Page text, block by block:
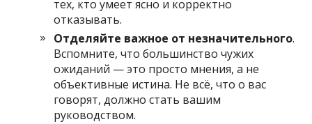
тех, кто умеет ясно и корректно
отказывать.
Отделяйте важное от незначительного.
Вспомните, что большинство чужих
ожиданий — это просто мнения, а не
объективные истина. Не всё, что о вас
говорят, должно стать вашим
руководством.